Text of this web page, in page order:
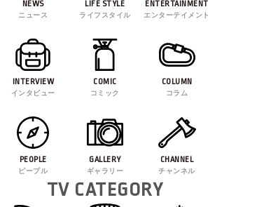
NEWS
ニュース
LIFE STYLE
ライフスタイル
ENTERTAINMENT
エンターテイメント
INTERVIEW
インタビュー
COMIC
コミック
COLUMN
コラム
PEOPLE
ピープル
GALLERY
ギャラリー
CHANNEL
チャンネル
TV CATEGORY